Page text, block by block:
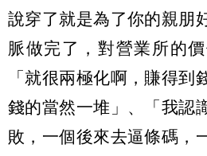
說穿了就是為了你的親朋
脈做完了，對營業所的價
「就很兩極化啊，賺得到
錢的當然一堆」、「我認
敗，一個後來去逼條碼，